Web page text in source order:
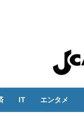
IT エンタメ